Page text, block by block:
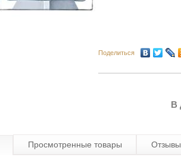
Поделиться
В
Просмотренные товары Отзывы